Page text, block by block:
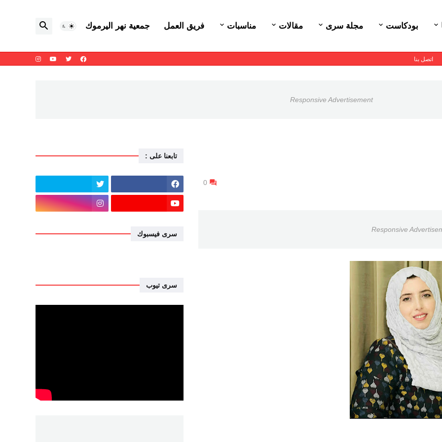
بودكاست مجلة سرى مقالات مناسبات فريق العمل جمعية نهر اليرموك
اتصل بنا
Responsive Advertisement
0
Responsive
تابعنا على :
سرى فيسبوك
سرى تيوب